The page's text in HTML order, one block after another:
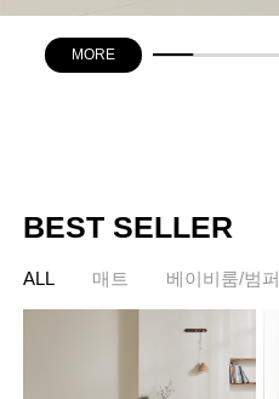
MORE
BEST SELLER
ALL 매트 베이비룸/범퍼